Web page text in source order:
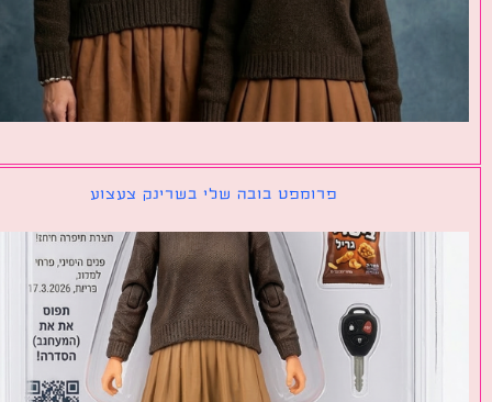
פרומפט בובה שלי בשרינק צעצוע